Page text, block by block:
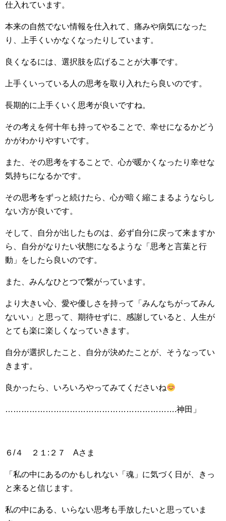
仕入れています。
本来の自然でない情報を仕入れて、痛みや病気になった
り、上手くいかなくなったりしています。
良くなるには、選択肢を広げることが大事です。
上手くいっている人の思考を取り入れたら良いのです。
長期的に上手くいく思考が良いですね。
その考えを何十年も持ってやることで、幸せになるかどう
かがわかりやすいです。
また、その思考をすることで、心が暖かくなったり幸せな
気持ちになるかです。
その思考をずっと続けたら、心が暗く縮こまるようならし
ない方が良いです。
そして、自分が出したものは、必ず自分に戻って来ますか
ら、自分がなりたい状態になるような「思考と言葉と行
動」をしたら良いのです。
また、みんなひとつで繋がっています。
より大きい心、愛や優しさを持って「みんなちがってみん
ないい」と思って、期待せずに、感謝していると、人生が
とても楽に楽しくなっていきます。
自分が選択したこと、自分が決めたことが、そうなってい
きます。
良かったら、いろいろやってみてくださいね
……………………………………………………….神田」
６/４ ２１:２７ Aさま
「私の中にあるのかもしれない「魂」に気づく日が、きっ
と来ると信じます。
私の中にある、いらない思考も手放したいと思っていま